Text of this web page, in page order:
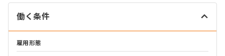
働く条件
雇用形態